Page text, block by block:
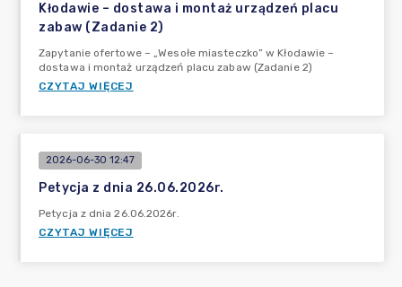
Kłodawie – dostawa i montaż urządzeń placu
zabaw (Zadanie 2)
Zapytanie ofertowe – „Wesołe miasteczko” w Kłodawie –
dostawa i montaż urządzeń placu zabaw (Zadanie 2)
CZYTAJ WIĘCEJ
2026-06-30 12:47
Petycja z dnia 26.06.2026r.
Petycja z dnia 26.06.2026r.
CZYTAJ WIĘCEJ